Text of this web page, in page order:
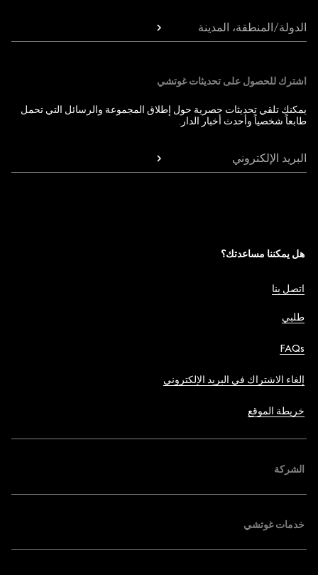
الدولة/المنطقة، المدينة
اشترك للحصول على تحديثات غوتشي
يمكنك تلقي تحديثات حصرية حول إطلاق المجموعة والرسائل التي تحمل
طابعاً شخصياً وأحدث أخبار الدار.
البريد الإلكتروني
هل يمكننا مساعدتك؟
اتصل بنا
طلبي
FAQs
إلغاء الاشتراك في البريد الإلكتروني
خريطة الموقع
الشركة
خدمات غوتشي